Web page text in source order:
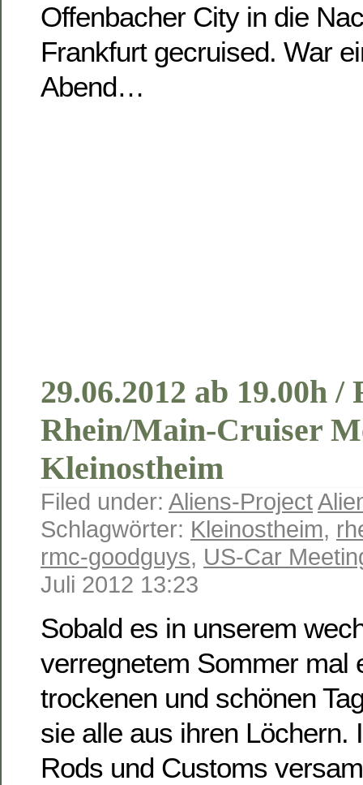
Offenbacher City in die
Frankfurt gecruised. War
Abend…
29.06.2012 ab 19.00h /
Rhein/Main-Cruiser
Kleinostheim
Filed under: Aliens-Project
Schlagwörter: Kleinostheim,
rmc-goodguys, US-Car
Juli 2012 13:23
Sobald es in unserem
verregnetem Sommer mal
trockenen und schönen
sie alle aus ihren Löchern.
Rods und Customs